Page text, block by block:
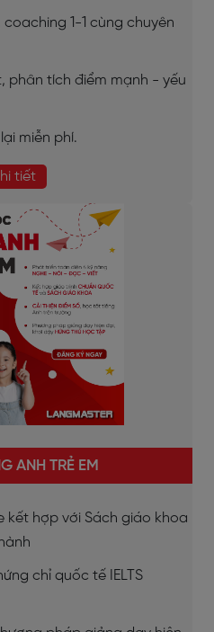
1-1 cùng chuyên
phân tích điểm mạnh - yếu
miễn phí.
tiết
ANH TRẺ EM
kết hợp với Sách giáo khoa
chỉ quốc tế IELTS